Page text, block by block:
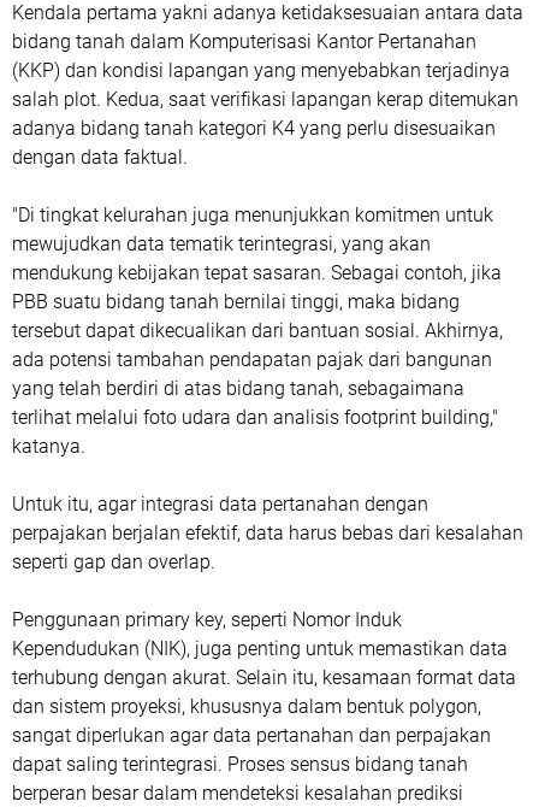
Kendala pertama yakni adanya ketidaksesuaian antara data
bidang tanah dalam Komputerisasi Kantor Pertanahan
(KKP) dan kondisi lapangan yang menyebabkan terjadinya
salah plot. Kedua, saat verifikasi lapangan kerap ditemukan
adanya bidang tanah kategori K4 yang perlu disesuaikan
dengan data faktual.
"Di tingkat kelurahan juga menunjukkan komitmen untuk
mewujudkan data tematik terintegrasi, yang akan
mendukung kebijakan tepat sasaran. Sebagai contoh, jika
PBB suatu bidang tanah bernilai tinggi, maka bidang
tersebut dapat dikecualikan dari bantuan sosial. Akhirnya,
ada potensi tambahan pendapatan pajak dari bangunan
yang telah berdiri di atas bidang tanah, sebagaimana
terlihat melalui foto udara dan analisis footprint building,"
katanya.
Untuk itu, agar integrasi data pertanahan dengan
perpajakan berjalan efektif, data harus bebas dari kesalahan
seperti gap dan overlap.
Penggunaan primary key, seperti Nomor Induk
Kependudukan (NIK), juga penting untuk memastikan data
terhubung dengan akurat. Selain itu, kesamaan format data
dan sistem proyeksi, khususnya dalam bentuk polygon,
sangat diperlukan agar data pertanahan dan perpajakan
dapat saling terintegrasi. Proses sensus bidang tanah
berperan besar dalam mendeteksi kesalahan prediksi